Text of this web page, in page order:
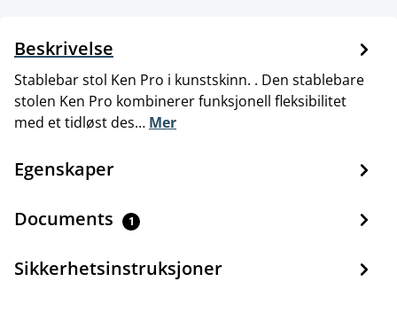
Beskrivelse
Stablebar stol Ken Pro i kunstskinn. . Den stablebare
stolen Ken Pro kombinerer funksjonell fleksibilitet
med et tidløst des… Mer
Egenskaper
Documents 1
Sikkerhetsinstruksjoner